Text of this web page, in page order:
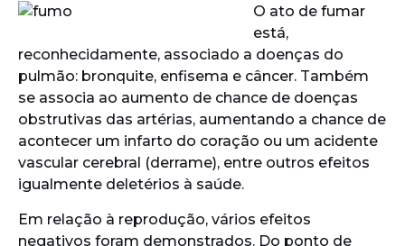
O ato de fumar
está,
reconhecidamente, associado a doenças do
pulmão: bronquite, enfisema e câncer. Também
se associa ao aumento de chance de doenças
obstrutivas das artérias, aumentando a chance de
acontecer um infarto do coração ou um acidente
vascular cerebral (derrame), entre outros efeitos
igualmente deletérios à saúde.
Em relação à reprodução, vários efeitos
negativos foram demonstrados. Do ponto de